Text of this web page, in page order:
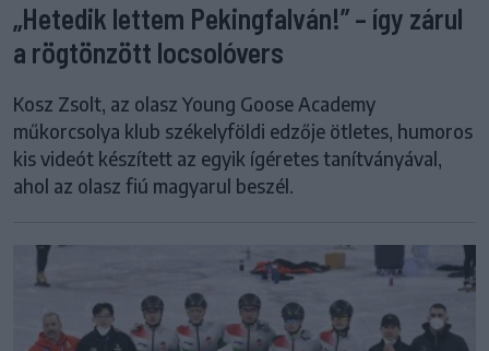
„Hetedik lettem Pekingfalván!” – így zárul
a rögtönzött locsolóvers
Kosz Zsolt, az olasz Young Goose Academy
műkorcsolya klub székelyföldi edzője ötletes, humoros
kis videót készített az egyik ígéretes tanítványával,
ahol az olasz fiú magyarul beszél.